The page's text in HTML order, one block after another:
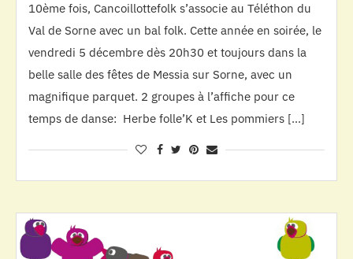
10ème fois, Cancoillottefolk s’associe au Téléthon du
Val de Sorne avec un bal folk. Cette année en soirée, le
vendredi 5 décembre dès 20h30 et toujours dans la
belle salle des fêtes de Messia sur Sorne, avec un
magnifique parquet. 2 groupes à l’affiche pour ce
temps de danse: Herbe folle’K et Les pommiers […]